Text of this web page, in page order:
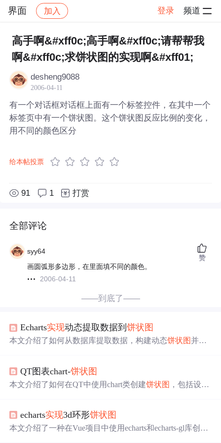
界面 加入 登录 频道
社区 界面 帖子详情
高手啊&#xff0c;高手啊&#xff0c;请帮帮我
啊&#xff0c;求饼状图的实现啊&#xff01;
desheng9088
2006-04-11
有一个对话框对话框上面有一个标签控件，在其中一个
标签页中有一个饼状图。这个饼状图反应比例的变化，
用不同的颜色区分
给本帖投票
91 1 打赏
全部评论
syy64
画圆弧形多边形，在里面填不同的颜色。
2006-04-11
赞
——到底了——
Echarts实现动态提取数据到饼状图
本文介绍了如何从数据库提取数据，构建动态饼状图 并在
详细阐述了在网页端利用for循环读取字典生成HTML的过
程，强调了自我钻研技术的重要性。
QT图表chart-饼状图
本文介绍了如何在QT中使用chart类创建饼状图 ，包括设置
示。同时，提供了详细的代码示例，帮助读者理解QT图表
的使用步骤。
echarts实现3d环形饼状图
本文介绍了一种在Vue项目中使用echarts和echarts-gl库创建